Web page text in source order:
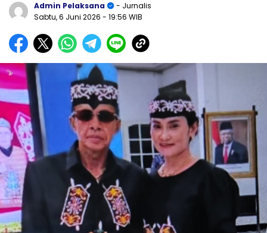
Admin Pelaksana
- Jurnalis
Sabtu, 6 Juni 2026 - 19:56 WIB